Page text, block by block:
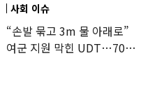
사회 이슈
“손발 묶고 3m 물 아래로”
여군 지원 막힌 UDT…707